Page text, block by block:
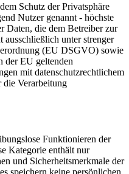
Schutz der Privatsphäre
Nutzer genannt - höchste
Daten, die dem Betreiber zur
ausschließlich unter strenger
(EU DSGVO) sowie
der EU geltenden
mit datenschutzrechtlichem
die Verarbeitung
Funktionieren der
Kategorie enthält nur
und Sicherheitsmerkmale der
speichern keine persönlichen